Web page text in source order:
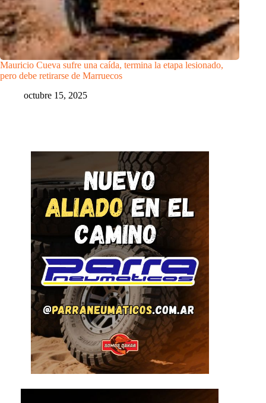
Mauricio Cueva sufre una caída, termina la etapa lesionado,
pero debe retirarse de Marruecos
octubre 15, 2025